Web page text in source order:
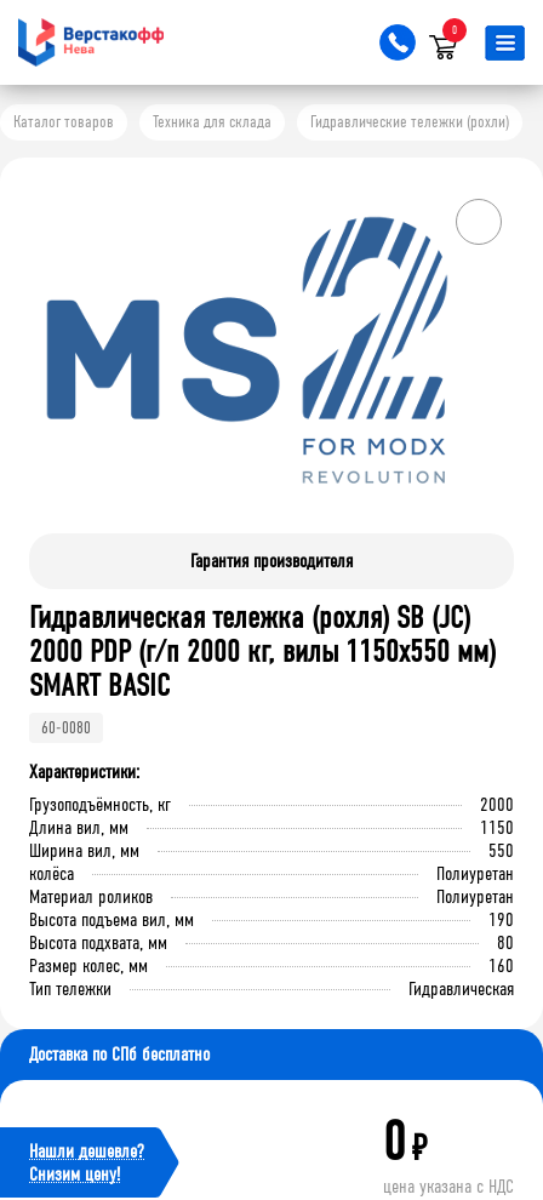
0
Каталог товаров Техника для склада Гидравлические тележки (рохли)
Гарантия производителя
Гидравлическая тележка (рохля) SB (JC)
2000 РDP (г/п 2000 кг, вилы 1150x550 мм)
SMART BASIC
60-0080
Характеристики:
Грузоподъёмность, кг
2000
Длина вил, мм
1150
Ширина вил, мм
550
колёса
Полиуретан
Материал роликов
Полиуретан
Высота подъема вил, мм
190
Высота подхвата, мм
80
Размер колес, мм
160
Тип тележки
Гидравлическая
Доставка по СПб бесплатно
Нашли дешевле?
Cнизим цену!
0₽
цена указана с НДС